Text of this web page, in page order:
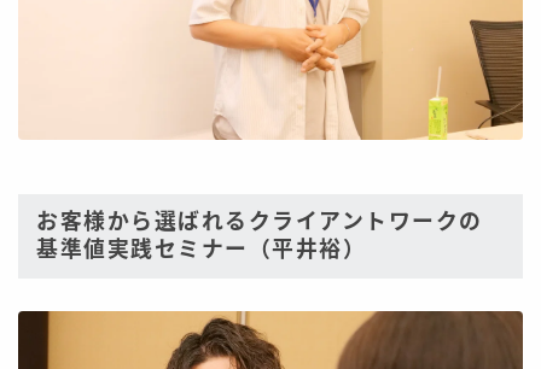
お客様から選ばれるクライアントワークの
基準値実践セミナー（平井裕）